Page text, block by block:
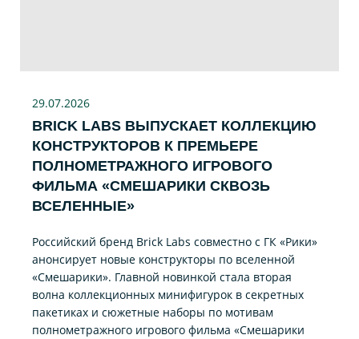
29.07.2026
BRICK LABS ВЫПУСКАЕТ КОЛЛЕКЦИЮ
КОНСТРУКТОРОВ К ПРЕМЬЕРЕ
ПОЛНОМЕТРАЖНОГО ИГРОВОГО
ФИЛЬМА «CМЕШАРИКИ СКВОЗЬ
ВСЕЛЕННЫЕ»
Российский бренд Brick Labs совместно с ГК «Рики»
анонсирует новые конструкторы по вселенной
«Смешарики». Главной новинкой стала вторая
волна коллекционных минифигурок в секретных
пакетиках и сюжетные наборы по мотивам
полнометражного игрового фильма «Смешарики